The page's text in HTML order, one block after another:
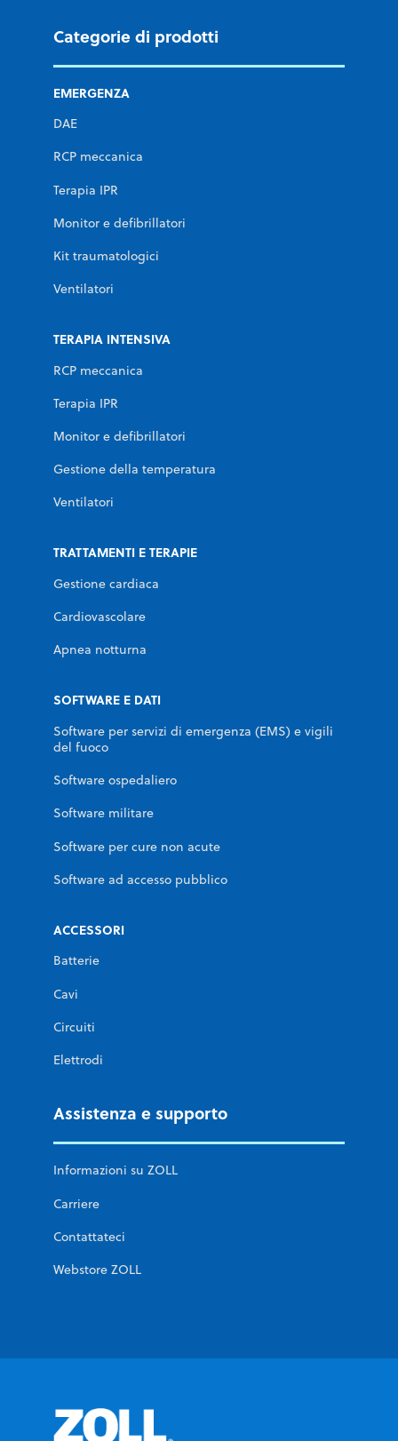
Categorie di prodotti
EMERGENZA
DAE
RCP meccanica
Terapia IPR
Monitor e defibrillatori
Kit traumatologici
Ventilatori
TERAPIA INTENSIVA
RCP meccanica
Terapia IPR
Monitor e defibrillatori
Gestione della temperatura
Ventilatori
TRATTAMENTI E TERAPIE
Gestione cardiaca
Cardiovascolare
Apnea notturna
SOFTWARE E DATI
Software per servizi di emergenza (EMS) e vigili
del fuoco
Software ospedaliero
Software militare
Software per cure non acute
Software ad accesso pubblico
ACCESSORI
Batterie
Cavi
Circuiti
Elettrodi
Assistenza e supporto
Informazioni su ZOLL
Carriere
Contattateci
Webstore ZOLL